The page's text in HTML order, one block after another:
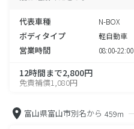
代表車種 N-BOX
ボディタイプ 軽自動車
営業時間 08:00-22:00
12時間まで2,800円
免責補償1,080円
富山県富山市別名から 459m